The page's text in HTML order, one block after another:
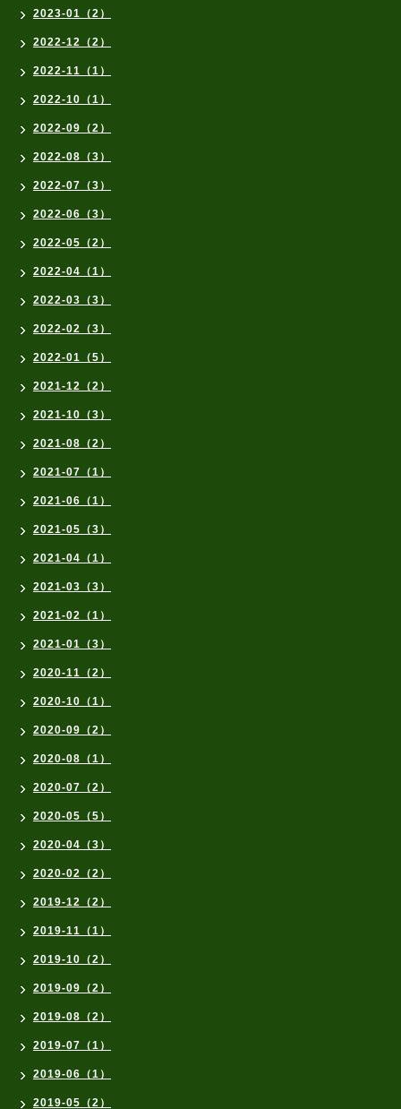
2023-01（2）
2022-12（2）
2022-11（1）
2022-10（1）
2022-09（2）
2022-08（3）
2022-07（3）
2022-06（3）
2022-05（2）
2022-04（1）
2022-03（3）
2022-02（3）
2022-01（5）
2021-12（2）
2021-10（3）
2021-08（2）
2021-07（1）
2021-06（1）
2021-05（3）
2021-04（1）
2021-03（3）
2021-02（1）
2021-01（3）
2020-11（2）
2020-10（1）
2020-09（2）
2020-08（1）
2020-07（2）
2020-05（5）
2020-04（3）
2020-02（2）
2019-12（2）
2019-11（1）
2019-10（2）
2019-09（2）
2019-08（2）
2019-07（1）
2019-06（1）
2019-05（2）